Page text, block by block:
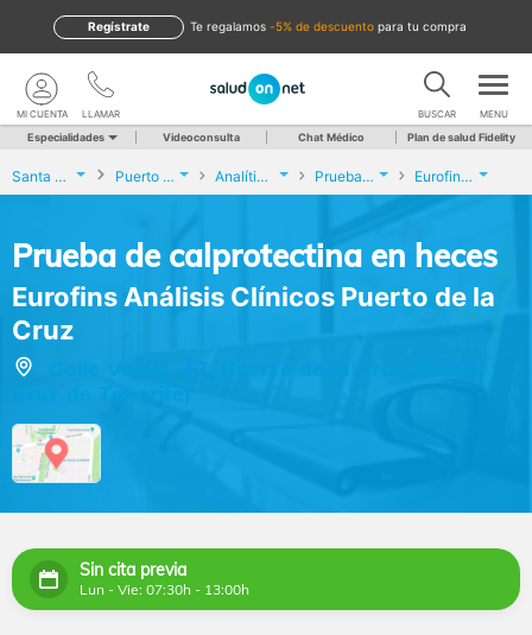
te regalamos -5% de descuento para tu compra
Regístrate
LLAMAR
MI CUENTA BUSCAR MENU
Especialidades Videoconsulta Chat Médico Plan de salud Fidelity
Santa Cruz de Tenerife Puerto de la Cruz Analíticas y Genética Prueba de calprotectina en heces Eurofins Análisis Clínicos Puerto de la Cruz
Prueba de calprotectina en heces
Eurofins Análisis Clínicos Puerto de la
Cruz
Sin cita previa
Lun - Vie: 07:30h - 13:00h